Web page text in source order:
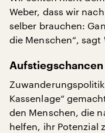
Weber, dass wir
selber brauchen:
die Menschen“, sagt
Kassenlage“
den Menschen, die
helfen, ihr Potenzial